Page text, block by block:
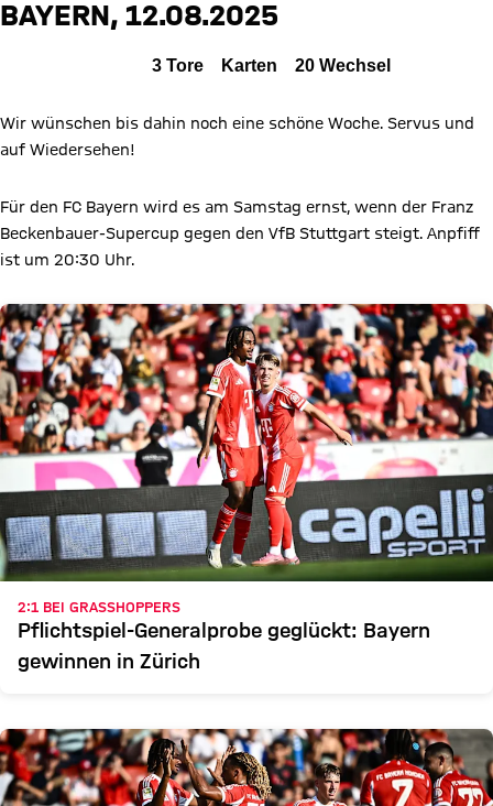
BAYERN, 12.08.2025
3 Tore Karten 20 Wechsel
Wir wünschen bis dahin noch eine schöne Woche. Servus und
auf Wiedersehen!
Für den FC Bayern wird es am Samstag ernst, wenn der Franz
Beckenbauer-Supercup gegen den VfB Stuttgart steigt. Anpfiff
ist um 20:30 Uhr.
2:1 BEI GRASSHOPPERS
Pflichtspiel-Generalprobe geglückt: Bayern
gewinnen in Zürich